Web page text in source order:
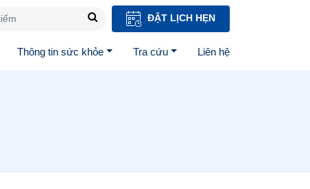
ĐẶT LỊCH HẸN
Thông tin sức khỏe Tra cứu Liên hệ